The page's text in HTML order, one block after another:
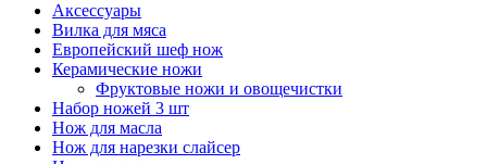
Аксессуары
Вилка для мяса
Европейский шеф нож
Керамические ножи
Фруктовые ножи и овощечистки
Набор ножей 3 шт
Нож для масла
Нож для нарезки слайсер